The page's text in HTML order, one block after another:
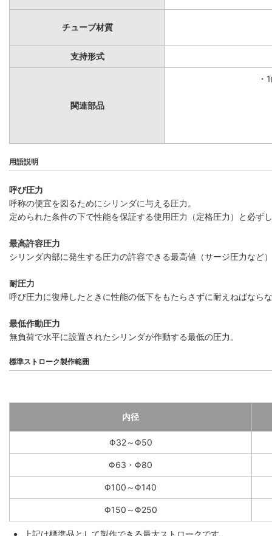
チューブ材質
支持形式
関連部品
・
用語説明
呼び圧力
呼称の便宜を図るためにシリンダに与える圧力。
定められた条件の下で性能を保証する使用圧力（定格圧力）と必ず
最高許容圧力
シリンダ内部に発生する圧力の許容できる最高値（サージ圧力など
耐圧力
呼び圧力に復帰したときに性能の低下をもたらさずに耐えねばなら
最低作動圧力
無負荷で水平に設置されたシリンダが作動する最低の圧力。
標準ストローク製作範囲
内径
Φ32～Φ50
Φ63・Φ80
Φ100～Φ140
Φ150～Φ250
上記は標準品として製作できる最大ストロークです。